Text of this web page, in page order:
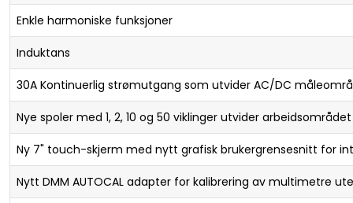
Enkle harmoniske funksjoner
Induktans
30A Kontinuerlig strømutgang som utvider AC/DC
Nye spoler med 1, 2, 10 og 50 viklinger utvider
Ny 7" touch-skjerm med nytt grafisk brukergrensesnitt for
Nytt DMM AUTOCAL adapter for kalibrering av multimetre